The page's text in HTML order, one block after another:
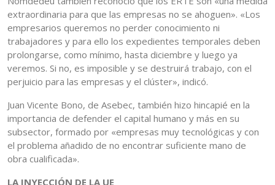
extraordinaria para que las empresas no se ahoguen». «Los
empresarios queremos no perder conocimiento ni
trabajadores y para ello los expedientes temporales deben
prolongarse, como mínimo, hasta diciembre y luego ya
veremos. Si no, es imposible y se destruirá trabajo, con el
perjuicio para las empresas y el clúster», indicó.
Juan Vicente Bono, de Asebec, también hizo hincapié en la
importancia de defender el capital humano y más en su
subsector, formado por «empresas muy tecnológicas y con
el problema añadido de no encontrar suficiente mano de
obra cualificada».
LA INYECCIÓN DE LA UE